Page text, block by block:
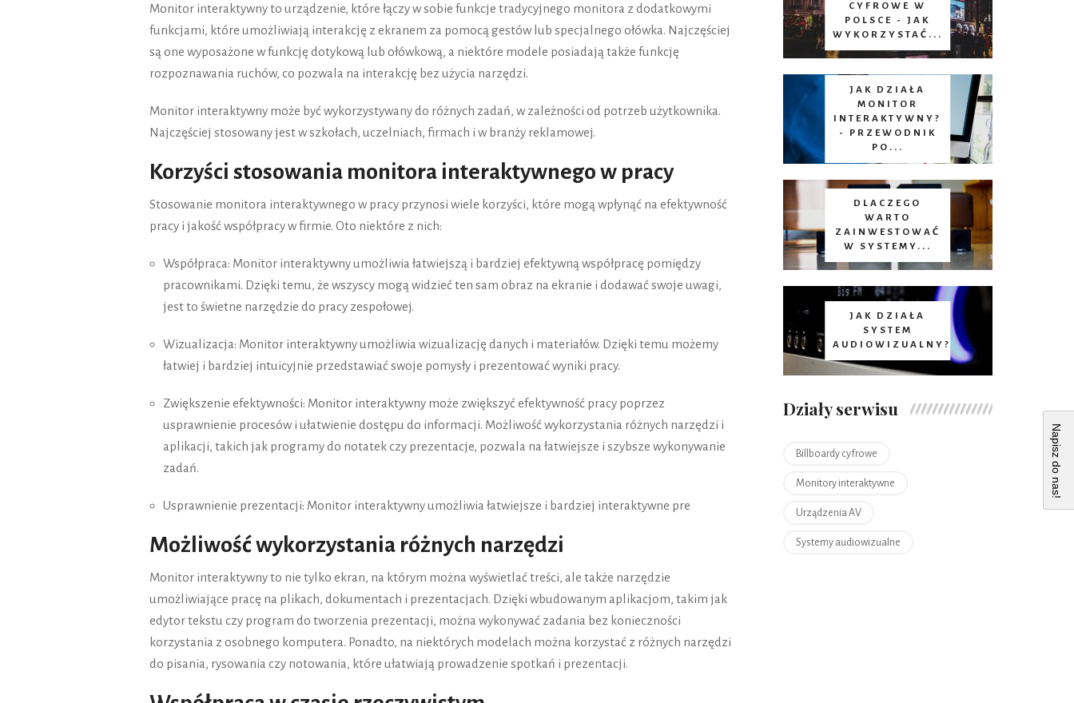
Monitor interaktywny to urządzenie, które łączy w sobie funkcje tradycyjnego monitora z dodatkowymi
funkcjami, które umożliwiają interakcję z ekranem za pomocą gestów lub specjalnego ołówka. Najczęściej
są one wyposażone w funkcję dotykową lub ołówkową, a niektóre modele posiadają także funkcję
rozpoznawania ruchów, co pozwala na interakcję bez użycia narzędzi.
Monitor interaktywny może być wykorzystywany do różnych zadań, w zależności od potrzeb użytkownika.
Najczęściej stosowany jest w szkołach, uczelniach, firmach i w branży reklamowej.
Korzyści stosowania monitora interaktywnego w pracy
Stosowanie monitora interaktywnego w pracy przynosi wiele korzyści, które mogą wpłynąć na efektywność
pracy i jakość współpracy w firmie. Oto niektóre z nich:
Współpraca: Monitor interaktywny umożliwia łatwiejszą i bardziej efektywną współpracę pomiędzy
pracownikami. Dzięki temu, że wszyscy mogą widzieć ten sam obraz na ekranie i dodawać swoje uwagi,
jest to świetne narzędzie do pracy zespołowej.
Wizualizacja: Monitor interaktywny umożliwia wizualizację danych i materiałów. Dzięki temu możemy
łatwiej i bardziej intuicyjnie przedstawiać swoje pomysły i prezentować wyniki pracy.
Zwiększenie efektywności: Monitor interaktywny może zwiększyć efektywność pracy poprzez
usprawnienie procesów i ułatwienie dostępu do informacji. Możliwość wykorzystania różnych narzędzi i
aplikacji, takich jak programy do notatek czy prezentacje, pozwala na łatwiejsze i szybsze wykonywanie
zadań.
Usprawnienie prezentacji: Monitor interaktywny umożliwia łatwiejsze i bardziej interaktywne pre
Możliwość wykorzystania różnych narzędzi
Monitor interaktywny to nie tylko ekran, na którym można wyświetlać treści, ale także narzędzie
umożliwiające pracę na plikach, dokumentach i prezentacjach. Dzięki wbudowanym aplikacjom, takim jak
edytor tekstu czy program do tworzenia prezentacji, można wykonywać zadania bez konieczności
korzystania z osobnego komputera. Ponadto, na niektórych modelach można korzystać z różnych narzędzi
do pisania, rysowania czy notowania, które ułatwiają prowadzenie spotkań i prezentacji.
CYFROWE W
POLSCE - JAK
WYKORZYSTAĆ...
JAK DZIAŁA
MONITOR
INTERAKTYWNY?
- PRZEWODNIK
PO...
DLACZEGO
WARTO
ZAINWESTOWAĆ
W SYSTEMY...
JAK DZIAŁA
SYSTEM
AUDIOWIZUALNY?
Działy serwisu
Billboardy cyfrowe
Monitory interaktywne
Urządzenia AV
Systemy audiowizualne
Napisz do nas!